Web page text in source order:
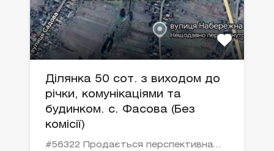
Ділянка 50 сот. з виходом до
річки, комунікаціями та
будинком. с. Фасова (Без
комісії)
#56322 Продається перспективна…